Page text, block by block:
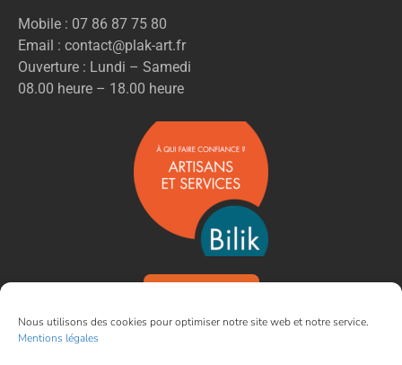
Nous utilisons des cookies pour optimiser notre site web et notre service.
Mentions légales
Mobile : 07 86 87 75 80
Email : contact@plak-art.fr
Ouverture : Lundi – Samedi
08.00 heure – 18.00 heure